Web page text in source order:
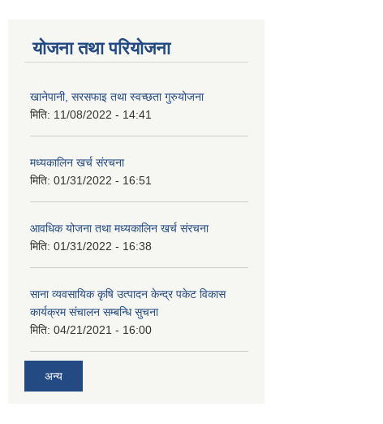
योजना तथा परियोजना
खानेपानी, सरसफाइ तथा स्वच्छता गुरुयोजना
मिति: 11/08/2022 - 14:41
मध्यकालिन खर्च संरचना
मिति: 01/31/2022 - 16:51
आवधिक योजना तथा मध्यकालिन खर्च संरचना
मिति: 01/31/2022 - 16:38
साना व्यवसायिक कृषि उत्पादन केन्द्र पकेट विकास
कार्यक्रम संचालन सम्बन्धि सुचना
मिति: 04/21/2021 - 16:00
अन्य